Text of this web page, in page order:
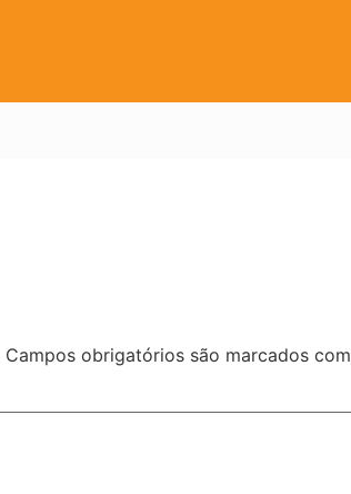
Campos obrigatórios são marcados com